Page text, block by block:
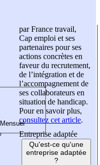
par France travail,
Cap emploi et ses
partenaires pour ses
actions concrètes en
faveur du recrutement,
de l’intégration et de
l’accompagnement de
ses collaborateurs en
situation de handicap.
Pour en savoir plus,
consultez cet article.
Entreprise adaptée
Qu'est-ce qu'une
entreprise adaptée
?